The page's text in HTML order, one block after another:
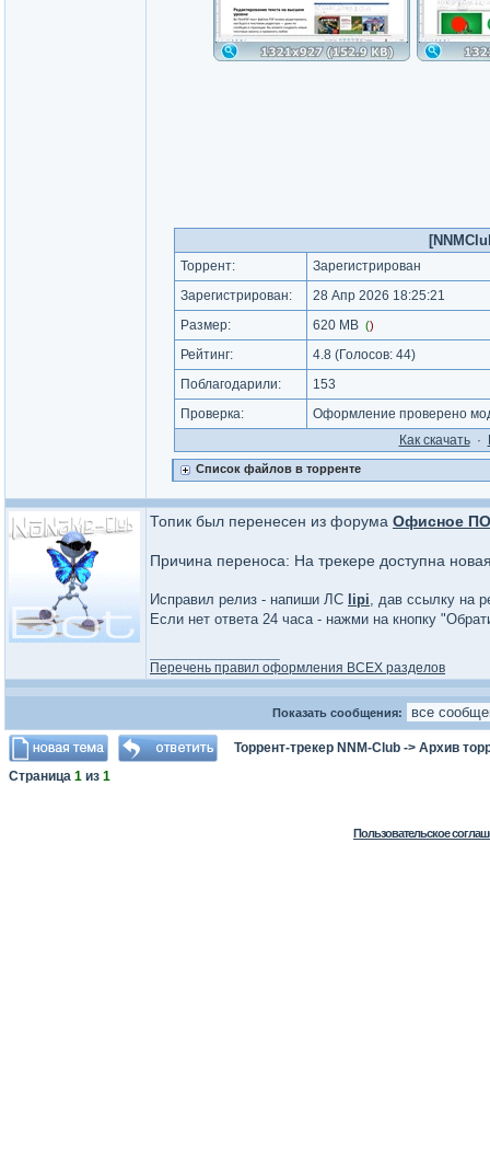
Торрент:
Зарегистрирован
Зарегистрирован:
28 Апр 2026 18:25:21
Размер:
620 MB ()
Рейтинг: 4.8 (Голосов: 44)
Поблагодарили:
153
Проверка:
Оформление проверено
Как cкачать·
Список файлов в торренте
Топик был перенесен из форума Офисное ПО
Причина переноса: На трекере доступна
Исправил релиз - напиши ЛС lipi, дав ссылку на
Если нет ответа 24 часа - нажми на кнопку
Перечень правил оформления ВСЕХ разделов
Показать сообщения:
Торрент-трекер NNM-Club -> Архив
Страница 1 из 1
Пользовательское